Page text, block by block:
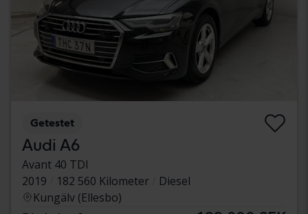
Getestet
Audi A6
Avant 40 TDI
2019
182 560 Kilometer
Diesel
Kungälv (Ellesbo)